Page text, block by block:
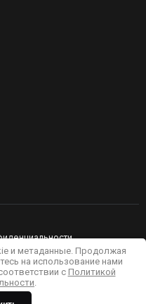
и метаданные. Продолжая
на использование нами
с Политикой
.